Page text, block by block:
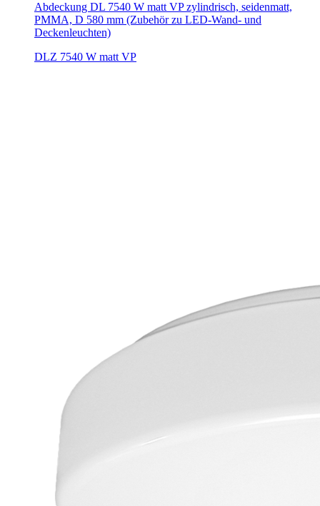
Abdeckung DL 7540 W matt VP zylindrisch, seidenmatt,
PMMA, D 580 mm (Zubehör zu LED-Wand- und
Deckenleuchten)
DLZ 7540 W matt VP